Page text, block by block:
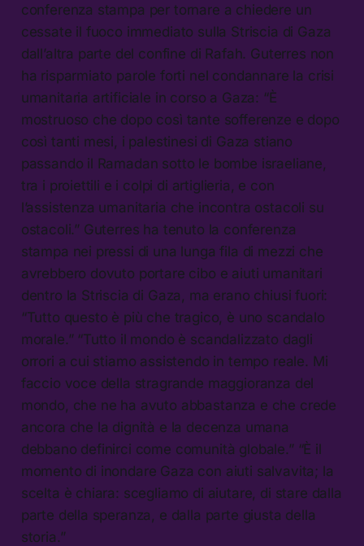
conferenza stampa per tornare a chiedere un
cessate il fuoco immediato sulla Striscia di Gaza
dall’altra parte del confine di Rafah. Guterres non
ha risparmiato parole forti nel condannare la crisi
umanitaria artificiale in corso a Gaza: “È
mostruoso che dopo così tante sofferenze e dopo
così tanti mesi, i palestinesi di Gaza stiano
passando il Ramadan sotto le bombe israeliane,
tra i proiettili e i colpi di artiglieria, e con
l’assistenza umanitaria che incontra ostacoli su
ostacoli.” Guterres ha tenuto la conferenza
stampa nei pressi di una lunga fila di mezzi che
avrebbero dovuto portare cibo e aiuti umanitari
dentro la Striscia di Gaza, ma erano chiusi fuori:
“Tutto questo è più che tragico, è uno scandalo
morale.” “Tutto il mondo è scandalizzato dagli
orrori a cui stiamo assistendo in tempo reale. Mi
faccio voce della stragrande maggioranza del
mondo, che ne ha avuto abbastanza e che crede
ancora che la dignità e la decenza umana
debbano definirci come comunità globale.” “È il
momento di inondare Gaza con aiuti salvavita; la
scelta è chiara: scegliamo di aiutare, di stare dalla
parte della speranza, e dalla parte giusta della
storia.”